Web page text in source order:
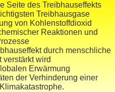
Seite des Treibhauseffekts
Treibhausgase
von Kohlenstoffdioxid
Reaktionen und
durch menschliche
verstärkt wird
Erwärmung
der Verhinderung einer